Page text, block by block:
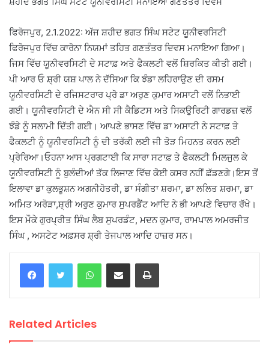
ਫਿਰੋਜਪੁਰ, 2.1.2022: ਅੱਜ ਸ਼ਹੀਦ ਭਗਤ ਸਿੰਘ ਸਟੇਟ ਯੂਨੀਵਰਸਿਟੀ
ਫਿਰੋਜਪੁਰ ਵਿੱਚ ਕਾਰੋਨਾ ਨਿਯਮਾਂ ਤਹਿਤ ਗਣਤੰਤਰ ਦਿਵਸ ਮਨਾਇਆ ਗਿਆ।
ਜਿਸ ਵਿੱਚ ਯੂਨੀਵਰਸਿਟੀ ਦੇ ਸਟਾਫ਼ ਅਤੇ ਫੈਕਲਟੀ ਵਲੋਂ ਸ਼ਿਰਕਿਤ ਕੀਤੀ ਗਈ।
ਪੀ ਆਰ ਓ ਸ਼੍ਰੀ ਯਸ਼ ਪਾਲ ਨੇ ਦੱਸਿਆ ਕਿ ਝੰਡਾ ਲਹਿਰਾਉਣ ਦੀ ਰਸਮ
ਯੂਨੀਵਰਸਿਟੀ ਦੇ ਰਜਿਸਟਰਾਰ ਪ੍ਰੋ ਡਾ ਅਰੁਣ ਕੁਮਾਰ ਅਸਾਟੀ ਵਲੋਂ ਨਿਭਾਈ
ਗਈ। ਯੂਨੀਵਰਸਿਟੀ ਦੇ ਐਨ ਸੀ ਸੀ ਕੈਡਿਟਸ ਅਤੇ ਸਿਕਉਰਿਟੀ ਗਾਰਡਜ਼ ਵਲੋਂ
ਝੰਡੇ ਨੂੰ ਸਲਾਮੀ ਦਿੱਤੀ ਗਈ। ਆਪਣੇ ਭਾਸਣ ਵਿੱਚ ਡਾ ਅਸਾਟੀ ਨੇ ਸਟਾਫ਼ ਤੇ
ਫੈਕਲਟੀ ਨੂੰ ਯੂਨੀਵਰਸਿਟੀ ਨੂੰ ਦੀ ਤਰੱਕੀ ਲਈ ਜੀ ਤੋੜ ਮਿਹਨਤ ਕਰਨ ਲਈ
ਪ੍ਰੇਰਿਆ।ਓਹਨਾ ਆਸ ਪ੍ਰਗਟਾਈ ਕਿ ਸਾਰਾ ਸਟਾਫ਼ ਤੇ ਫੈਕਲਟੀ ਮਿਲਜੁਲ ਕੇ
ਯੂਨੀਵਰਸਿਟੀ ਨੂੰ ਬੁਲੰਦੀਆਂ ਤੱਕ ਲਿਜਾਣ ਵਿੱਚ ਕੋਈ ਕਸਰ ਨਹੀਂ ਛੱਡਣਗੇ।ਇਸ ਤੋਂ
ਇਲਾਵਾ ਡਾ ਕੁਲਭੂਸ਼ਨ ਅਗਨੀਹੋਤਰੀ, ਡਾ ਸੰਗੀਤਾ ਸ਼ਰਮਾ, ਡਾ ਲਲਿਤ ਸ਼ਰਮਾ, ਡਾ
ਅਮਿਤ ਅਰੋੜਾ,ਸ਼੍ਰੀ ਅਰੁਣ ਕੁਮਾਰ ਸੁਪਰਡੈਂਟ ਆਦਿ ਨੇ ਭੀ ਆਪਣੇ ਵਿਚਾਰ ਰੱਖੇ।
ਇਸ ਮੌਕੇ ਗੁਰਪ੍ਰੀਤ ਸਿੰਘ ਲੈਬ ਸੁਪਰਡੰਟ, ਮਦਨ ਕੁਮਾਰ, ਰਾਮਪਾਲ ਅਮਰਜੀਤ
ਸਿੰਘ , ਅਸਟੇਟ ਅਫ਼ਸਰ ਸ਼੍ਰੀ ਤੇਜਪਾਲ ਆਦਿ ਹਾਜ਼ਰ ਸਨ।
WhatsAppShare via Email Print
Related Articles